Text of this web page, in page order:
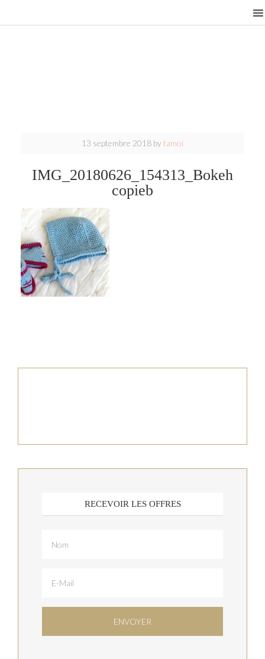
13 septembre 2018 bytamoi
IMG_20180626_154313_Bokeh
copieb
RECEVOIR LES OFFRES